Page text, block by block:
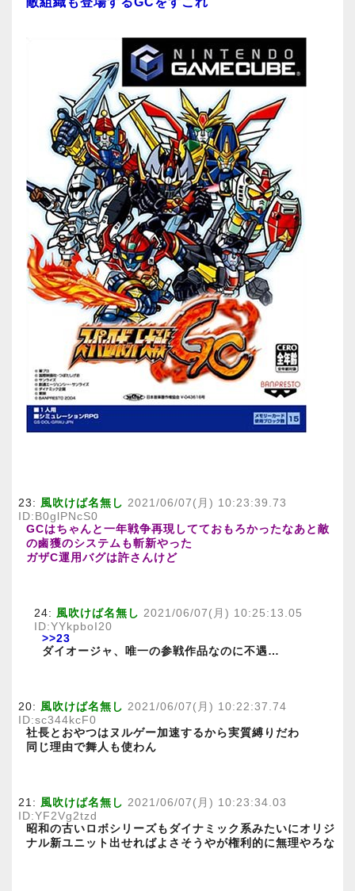
23: 風吹けば名無し 2021/06/07(月) 10:23:39.73
ID:B0glPNcS0
GCはちゃんと一年戦争再現してておもろかったなあと敵
の鹵獲のシステムも斬新やった
ガザC運用バグは許さんけど
24: 風吹けば名無し 2021/06/07(月) 10:25:13.05
ID:YYkpboI20
>>23
ダイオージャ、唯一の参戦作品なのに不遇…
20: 風吹けば名無し 2021/06/07(月) 10:22:37.74
ID:sc344kcF0
社長とおやつはヌルゲー加速するから実質縛りだわ
同じ理由で舞人も使わん
21: 風吹けば名無し 2021/06/07(月) 10:23:34.03
ID:YF2Vg2tzd
昭和の古いロボシリーズもダイナミック系みたいにオリジ
ナル新ユニット出せればよさそうやが権利的に無理やろな